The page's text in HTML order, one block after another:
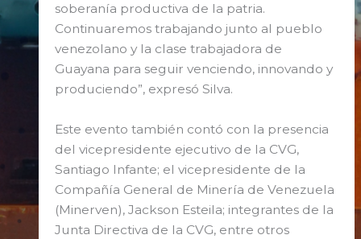
soberanía productiva de la patria.
Continuaremos trabajando junto al pueblo
venezolano y la clase trabajadora de
Guayana para seguir venciendo, innovando y
produciendo”, expresó Silva.
Este evento también contó con la presencia
del vicepresidente ejecutivo de la CVG,
Santiago Infante; el vicepresidente de la
Compañía General de Minería de Venezuela
(Minerven), Jackson Esteila; integrantes de la
Junta Directiva de la CVG, entre otros